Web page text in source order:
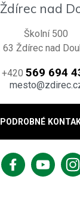
nad
Školní 500
63 Ždírec nad
+420 569 694
PODROBNÉ